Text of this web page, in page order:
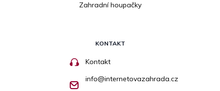
Zahradní houpačky
KONTAKT
Kontakt
info@internetovazahrada.cz